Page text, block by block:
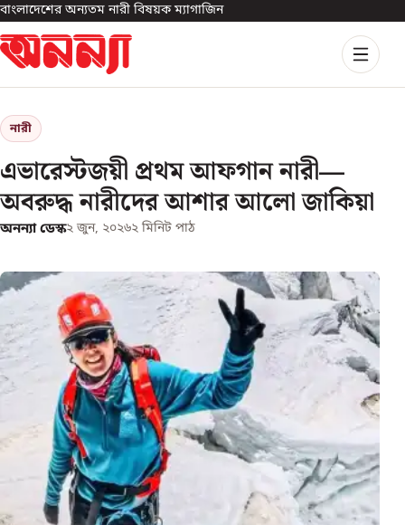
বাংলাদেশের অন্যতম নারী বিষয়ক ম্যাগাজিন
নারী
এভারেস্টজয়ী প্রথম আফগান নারী—
অবরুদ্ধ নারীদের আশার আলো জাকিয়া
অনন্যা ডেস্ক২ জুন, ২০২৬২ মিনিট পাঠ